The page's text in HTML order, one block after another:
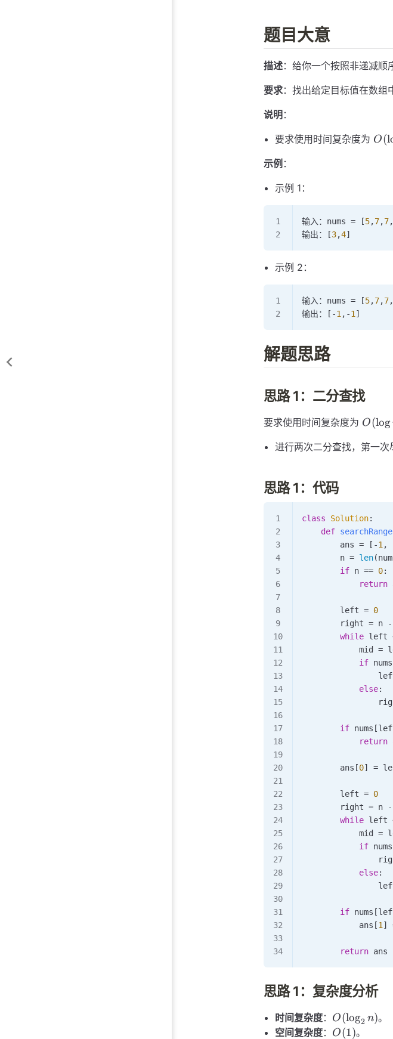
题目大意
描述：给你一个按照非递减顺
要求：找出给定目标值在数组
说明：
要求使用时间复杂度为 O(
示例 ：
示例 1：
输入：nums = [5,7,7,
输出：[3,4]
示例 2：
输入：nums = [5,7,7,
输出：[ -1 , -1 ]
解题思路
思路 1：二分查找
要求使用时间复杂度为 O(log
进行两次二分查找，第一次
思路 1：代码
class Solution:
    def
searchRange
        ans
= [ -1,
        n
= len
        if
n == 0:
            return
        left
= 0
        right
= n -
        while
left
            mid
=
            if
            else
:
        if
            return
        ans[
0] =
        left
= 0
        right
= n -
        while
left
            mid
=
            if
            else
:
        if
            ans[
1]
        return
ans
思路 1：复杂度分析
时间复杂度： O(\log_2
n)
O(log2 n)。
空间复杂度： O(1)
O(1)。